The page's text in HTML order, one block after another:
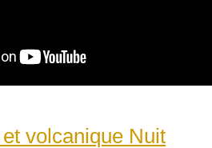
volcanique Nuit